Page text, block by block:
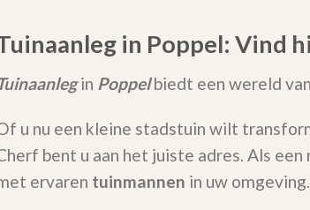
in Poppel: Vind
in Poppelbiedt een wereld
u nu een kleine stadstuin wilt
bent u aan het juiste adres. Als
ervaren tuinmannen in uw omgeving.